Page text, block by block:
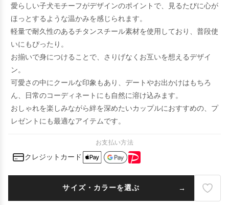
愛らしい子犬モチーフがデザインのポイントで、見るたびに心が
ほっとするような温かみを感じられます。
軽量で耐久性のあるチタンスチール素材を使用しており、普段使
いにもぴったり。
お揃いで身につけることで、さりげなくお互いを想えるデザイ
ン。
可愛さの中にクールな印象もあり、デートやお出かけはもちろ
ん、日常のコーディネートにも自然に溶け込みます。
おしゃれを楽しみながら絆を深めたいカップルにおすすめの、プ
レゼントにも最適なアイテムです。
お支払い方法
クレジットカード
サイズ・カラーを選ぶ